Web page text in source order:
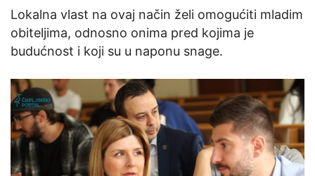
Lokalna vlast na ovaj način želi omogućiti mladim
obiteljima, odnosno onima pred kojima je
budućnost i koji su u naponu snage.